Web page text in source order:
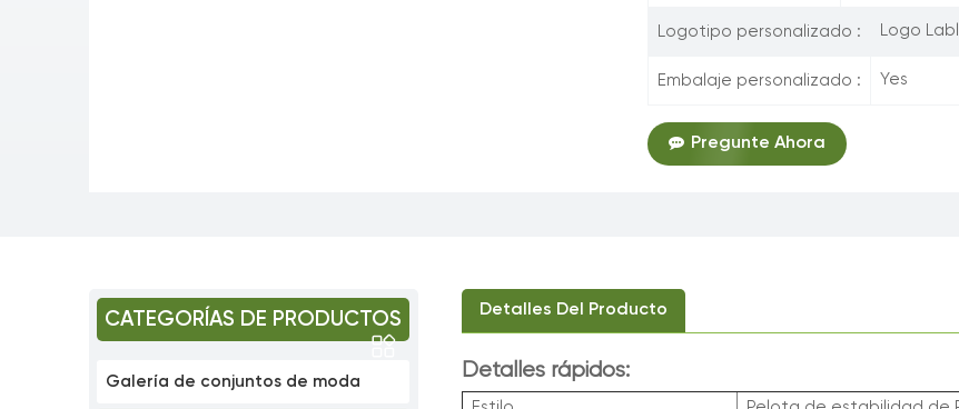
Logotipo personalizado : Logo
Embalaje personalizado : Yes
Pregunte Ahora
CATEGORÍAS DE PRODUCTOS
Galería de conjuntos de moda
Detalles Del Producto
Detalles rápidos: